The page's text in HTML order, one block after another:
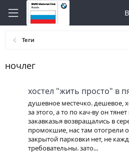
Теги
ночлег
хостел "жить просто" в
душевное местечко. дешевое,
за этого, а то по кач-ву он
закавказья возвращались в
промокшие, нас там отогрели
закрытой парковки нет, не
требовательны. зато...